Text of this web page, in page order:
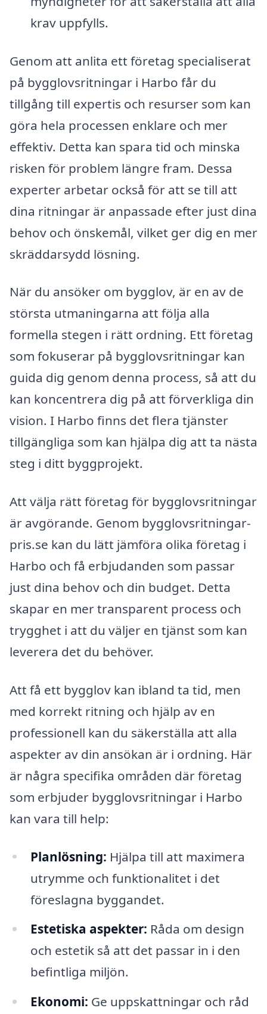
krav uppfylls.
Genom att anlita ett företag specialiserat
på bygglovsritningar i Harbo får du
tillgång till expertis och resurser som kan
göra hela processen enklare och mer
effektiv. Detta kan spara tid och minska
risken för problem längre fram. Dessa
experter arbetar också för att se till att
dina ritningar är anpassade efter just dina
behov och önskemål, vilket ger dig en mer
skräddarsydd lösning.
När du ansöker om bygglov, är en av de
största utmaningarna att följa alla
formella stegen i rätt ordning. Ett företag
som fokuserar på bygglovsritningar kan
guida dig genom denna process, så att du
kan koncentrera dig på att förverkliga din
vision. I Harbo finns det flera tjänster
tillgängliga som kan hjälpa dig att ta nästa
steg i ditt byggprojekt.
Att välja rätt företag för bygglovsritningar
är avgörande. Genom bygglovsritningar-
pris.se kan du lätt jämföra olika företag i
Harbo och få erbjudanden som passar
just dina behov och din budget. Detta
skapar en mer transparent process och
trygghet i att du väljer en tjänst som kan
leverera det du behöver.
Att få ett bygglov kan ibland ta tid, men
med korrekt ritning och hjälp av en
professionell kan du säkerställa att alla
aspekter av din ansökan är i ordning. Här
är några specifika områden där företag
som erbjuder bygglovsritningar i Harbo
kan vara till help:
Planlösning: Hjälpa till att maximera
utrymme och funktionalitet i det
föreslagna byggandet.
Estetiska aspekter: Råda om design
och estetik så att det passar in i den
befintliga miljön.
Ekonomi: Ge uppskattningar och råd